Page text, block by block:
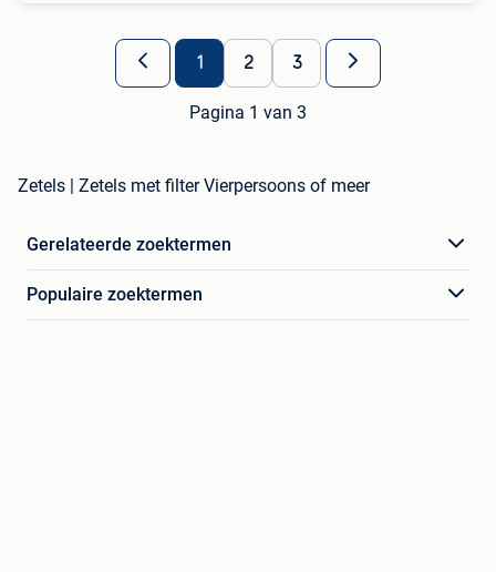
1 2 3
Pagina 1 van 3
Zetels | Zetels met filter Vierpersoons of meer
Gerelateerde zoektermen
Populaire zoektermen